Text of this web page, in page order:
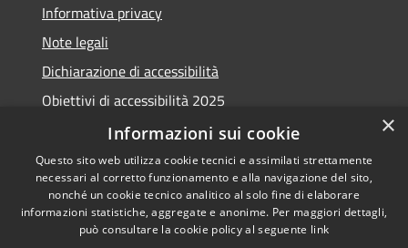
Informativa privacy
Note legali
Dichiarazione di accessibilità
Obiettivi di accessibilità 2025
Meccanismo di feedback
RSS
Accessibilità
Copyright © 2026 • Comune di
×
Informazioni sui cookie
Questo sito web utilizza cookie tecnici e assimilati strettamente
necessari al corretto funzionamento e alla navigazione del sito,
nonché un cookie tecnico analitico al solo fine di elaborare
informazioni statistiche, aggregate e anonime. Per maggiori dettagli,
può consultare la cookie policy al seguente link